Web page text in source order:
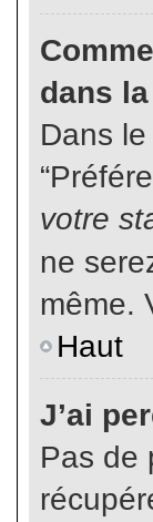
dans
Dans
votre
ne
même.
Haut
J’ai
Pas de